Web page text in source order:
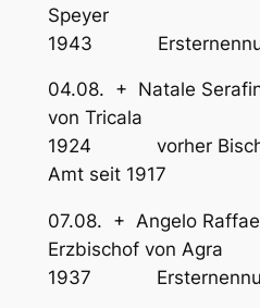
Speyer
1943
04.08. + Natale
von
1924 vorher
Amt seit 1917
07.08. + Angelo
Erzbischof
1937